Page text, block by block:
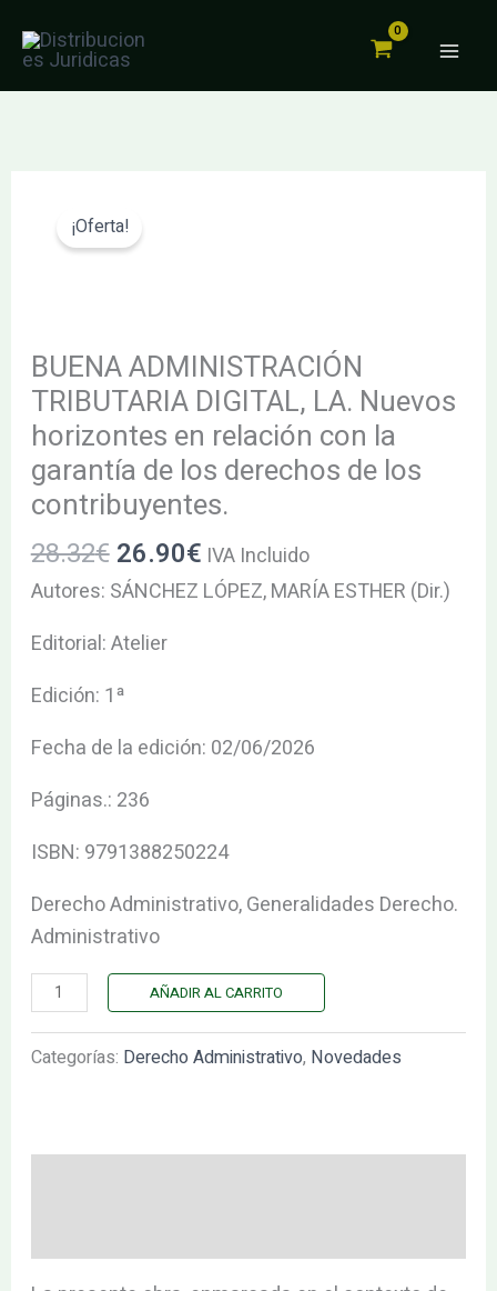
¡Oferta!
BUENA ADMINISTRACIÓN
TRIBUTARIA DIGITAL, LA. Nuevos
horizontes en relación con la
garantía de los derechos de los
contribuyentes.
28.32€
precio
original
26.90€ IVA Incluido
Autores: SÁNCHEZ LÓPEZ, MARÍA ESTHER (Dir.)
Editorial: Atelier
Edición: 1ª
Fecha de la edición: 02/06/2026
Páginas.: 236
ISBN: 9791388250224
Derecho Administrativo, Generalidades Derecho.
Administrativo
ADMINISTRACIÓN
TRIBUTARIA
Nuevos
horizontes
en
relación
con
la
garantía
de
derechos
de
los
contribuyentes.
AÑADIR AL CARRITO
Categorías: Derecho Administrativo, Novedades
DIGITAL,
los
derechos
de
los
contribuyentes.